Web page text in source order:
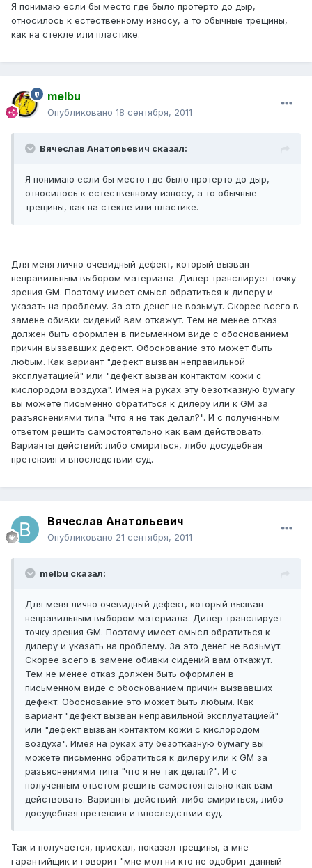
Я понимаю если бы место где было протерто до дыр,
относилось к естественному износу, а то обычные трещины,
как на стекле или пластике.
melbu
Опубликовано 18 сентября, 2011
Вячеслав Анатольевич сказал:
Я понимаю если бы место где было протерто до дыр,
относилось к естественному износу, а то обычные
трещины, как на стекле или пластике.
Для меня лично очевидный дефект, который вызван
неправильным выбором материала. Дилер транслирует точку
зрения GM. Поэтому имеет смысл обратиться к дилеру и
указать на проблему. За это денег не возьмут. Скорее всего в
замене обивки сидений вам откажут. Тем не менее отказ
должен быть оформлен в письменном виде с обоснованием
причин вызвавших дефект. Обоснование это может быть
любым. Как вариант "дефект вызван неправильной
эксплуатацией" или "дефект вызван контактом кожи с
кислородом воздуха". Имея на руках эту безотказную бумагу
вы можете письменно обратиться к дилеру или к GM за
разъяснениями типа "что я не так делал?". И с полученным
ответом решить самостоятельно как вам действовать.
Варианты действий: либо смириться, либо досудебная
претензия и впоследствии суд.
Вячеслав Анатольевич
Опубликовано 21 сентября, 2011
melbu сказал:
Для меня лично очевидный дефект, который вызван
неправильным выбором материала. Дилер транслирует
точку зрения GM. Поэтому имеет смысл обратиться к
дилеру и указать на проблему. За это денег не возьмут.
Скорее всего в замене обивки сидений вам откажут.
Тем не менее отказ должен быть оформлен в
письменном виде с обоснованием причин вызвавших
дефект. Обоснование это может быть любым. Как
вариант "дефект вызван неправильной эксплуатацией"
или "дефект вызван контактом кожи с кислородом
воздуха". Имея на руках эту безотказную бумагу вы
можете письменно обратиться к дилеру или к GM за
разъяснениями типа "что я не так делал?". И с
полученным ответом решить самостоятельно как вам
действовать. Варианты действий: либо смириться, либо
досудебная претензия и впоследствии суд.
Так и получается, приехал, показал трещины, а мне
гарантийщик и говорит "мне мол ни кто не одобрит данный